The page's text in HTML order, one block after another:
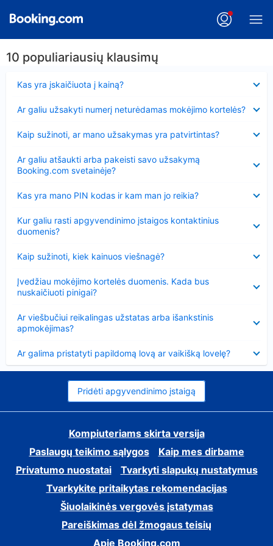
10 populiariausių klausimų
Kas yra įskaičiuota į kainą?
Ar galiu užsakyti numerį neturėdamas mokėjimo kortelės?
Kaip sužinoti, ar mano užsakymas yra patvirtintas?
Ar galiu atšaukti arba pakeisti savo užsakymą
Booking.com svetainėje?
Kas yra mano PIN kodas ir kam man jo reikia?
Kur galiu rasti apgyvendinimo įstaigos kontaktinius
duomenis?
Kaip sužinoti, kiek kainuos viešnagė?
Įvedžiau mokėjimo kortelės duomenis. Kada bus
nuskaičiuoti pinigai?
Ar viešbučiui reikalingas užstatas arba išankstinis
apmokėjimas?
Ar galima pristatyti papildomą lovą ar vaikišką lovelę?
Pridėti apgyvendinimo įstaigą
Kompiuteriams skirta versija
Paslaugų teikimo sąlygos
Kaip mes dirbame
Privatumo nuostatai
Tvarkyti slapukų nustatymus
Tvarkykite pritaikytas rekomendacijas
Šiuolaikinės vergovės įstatymas
Pareiškimas dėl žmogaus teisių
Apie Booking.com